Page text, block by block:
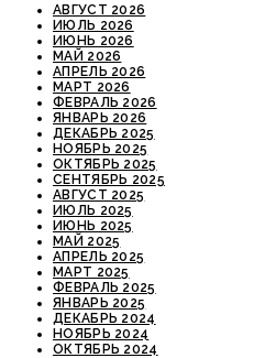
АВГУСТ 2026
ИЮЛЬ 2026
ИЮНЬ 2026
МАЙ 2026
АПРЕЛЬ 2026
МАРТ 2026
ФЕВРАЛЬ 2026
ЯНВАРЬ 2026
ДЕКАБРЬ 2025
НОЯБРЬ 2025
ОКТЯБРЬ 2025
СЕНТЯБРЬ 2025
АВГУСТ 2025
ИЮЛЬ 2025
ИЮНЬ 2025
МАЙ 2025
АПРЕЛЬ 2025
МАРТ 2025
ФЕВРАЛЬ 2025
ЯНВАРЬ 2025
ДЕКАБРЬ 2024
НОЯБРЬ 2024
ОКТЯБРЬ 2024